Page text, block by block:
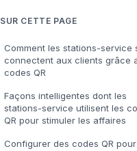
SUR CETTE PAGE
Comment les stations-service
connectent aux clients grâce
codes QR
Façons intelligentes dont les
stations-service utilisent les
QR pour stimuler les affaires
Configurer des codes QR pour